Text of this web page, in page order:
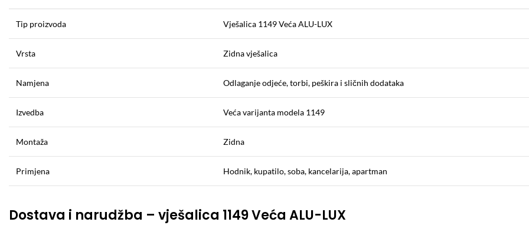
Tip proizvoda Vješalica 1149 Veća ALU-LUX
Vrsta Zidna vješalica
Namjena Odlaganje odjeće, torbi, peškira i sličnih dodataka
Izvedba Veća varijanta modela 1149
Montaža Zidna
Primjena Hodnik, kupatilo, soba, kancelarija, apartman
Dostava i narudžba – vješalica 1149 Veća ALU-LUX